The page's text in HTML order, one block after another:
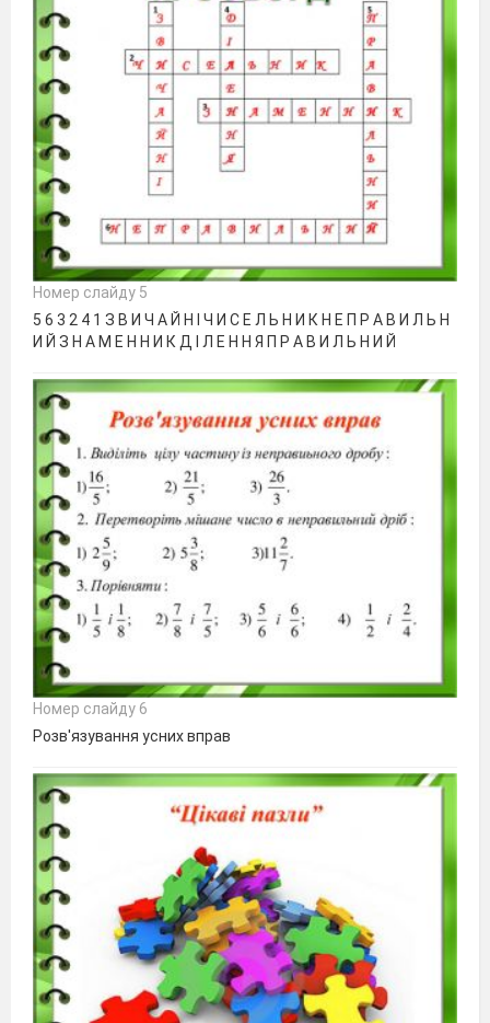
Номер слайду 5
5 6 3 2 4 1 З В И Ч А Й Н І Ч И С Е Л Ь Н И К Н Е П Р А В И Л Ь Н
И Й З Н А М Е Н Н И К Д І Л Е Н Н Я П Р А В И Л Ь Н И Й
Номер слайду 6
Розв'язування усних вправ